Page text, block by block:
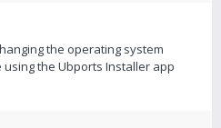
the operating system
using the Ubports Installer app